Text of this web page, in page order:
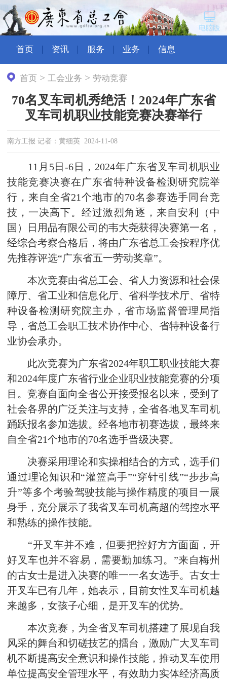
首页 资讯 服务 业务 信息
首页 > 工会业务 >劳动竞赛
70名叉车司机秀绝活！2024年广东省
叉车司机职业技能竞赛决赛举行
南方工报 记者：黄细英 2024-11-08
11月5日-6日，2024年广东省叉车司机职业
技能竞赛决赛在广东省特种设备检测研究院举
行，来自全省21个地市的70名参赛选手同台竞
技，一决高下。经过激烈角逐，来自安利（中
国）日用品有限公司的韦大尧获得决赛第一名，
经综合考察合格后，将由广东省总工会按程序优
先推荐评选“广东省五一劳动奖章”。
本次竞赛由省总工会、省人力资源和社会保
障厅、省工业和信息化厅、省科学技术厅、省特
种设备检测研究院主办，省市场监督管理局指
导，省总工会职工技术协作中心、省特种设备行
业协会承办。
此次竞赛为广东省2024年职工职业技能大赛
和2024年度广东省行业企业职业技能竞赛的分项
目。竞赛自面向全省公开接受报名以来，受到了
社会各界的广泛关注与支持，全省各地叉车司机
踊跃报名参加选拔。经各地市初赛选拔，最终来
自全省21个地市的70名选手晋级决赛。
决赛采用理论和实操相结合的方式，选手们
通过理论知识和“灌篮高手”“穿针引线”“步步高
升”等多个考验驾驶技能与操作精度的项目一展
身手，充分展示了我省叉车司机高超的驾控水平
和熟练的操作技能。
“开叉车并不难，但要把控好方方面面，开
好叉车也并不容易，需要勤加练习。”来自梅州
的古女士是进入决赛的唯一一名女选手。古女士
开叉车已有几年，她表示，目前女性叉车司机越
来越多，女孩子心细，是开叉车的优势。
本次竞赛，为全省叉车司机搭建了展现自我
风采的舞台和切磋技艺的擂台，激励广大叉车司
机不断提高安全意识和操作技能，推动叉车使用
单位提高安全管理水平，有效助力实体经济高质